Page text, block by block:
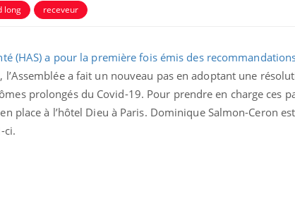
long receveur
(HAS) a pour la première fois émis des
l’Assemblée a fait un nouveau pas en adoptant une
prolongés du Covid-19. Pour prendre en charge ces
place à l’hôtel Dieu à Paris. Dominique Salmon-Ceron est
ci.